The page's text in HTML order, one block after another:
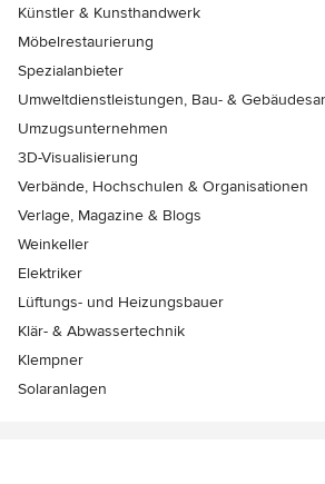
Künstler & Kunsthandwerk
Möbelrestaurierung
Spezialanbieter
Umweltdienstleistungen, Bau- &
Umzugsunternehmen
3D-Visualisierung
Verbände, Hochschulen & Organisationen
Verlage, Magazine & Blogs
Weinkeller
Elektriker
Lüftungs- und Heizungsbauer
Klär- & Abwassertechnik
Klempner
Solaranlagen